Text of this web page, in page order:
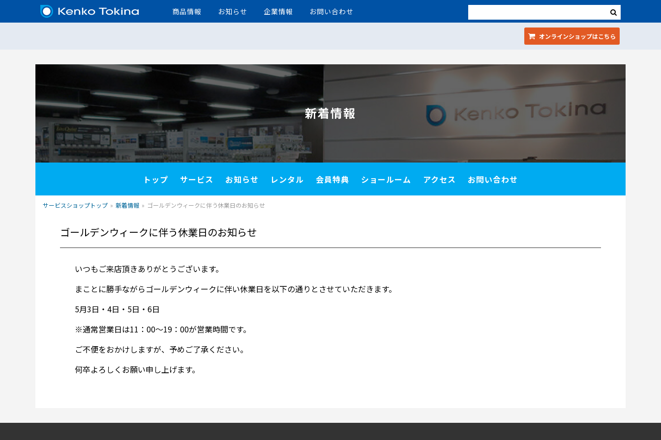
商品情報 お知らせ 企業情報 お問い合わせ
オンラインショップはこちら
新着情報
トップ サービス お知らせ レンタル 会員特典 ショールーム アクセス お問い合わせ
サービスショップトップ » 新着情報 » ゴールデンウィークに伴う休業日のお知らせ
ゴールデンウィークに伴う休業日のお知らせ
いつもご来店頂きありがとうございます。
まことに勝手ながらゴールデンウィークに伴い休業日を以下の通りとさせていただきます。
5月3日・4日・5日・6日
※通常営業日は11：00～19：00が営業時間です。
ご不便をおかけしますが、予めご了承ください。
何卒よろしくお願い申し上げます。